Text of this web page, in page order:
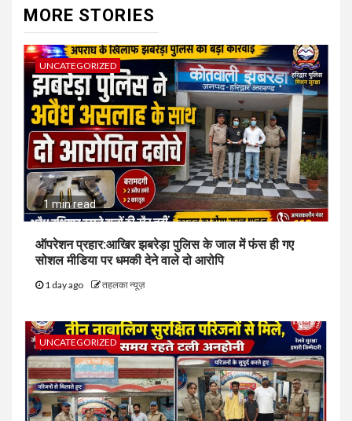
MORE STORIES
UNCATEGORIZED
1 min read
ऑपरेशन प्रहार:आखिर झबरेड़ा पुलिस के जाल में फंस ही गए
सोशल मीडिया पर धमकी देने वाले दो आरोपि
1 day ago तहलका न्यूज़
UNCATEGORIZED